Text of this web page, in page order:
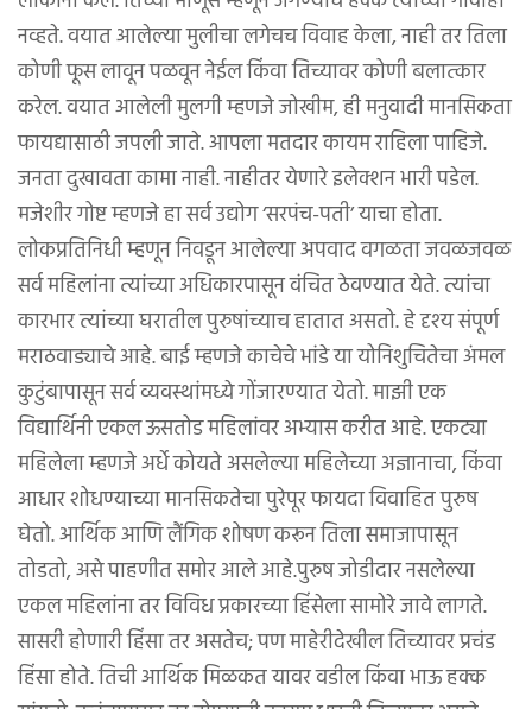
नव्हते. वयात आलेल्या मुलीचा लगेचच विवाह केला, नाही तर तिला
कोणी फूस लावून पळवून नेईल किंवा तिच्यावर कोणी बलात्कार
करेल. वयात आलेली मुलगी म्हणजे जोखीम, ही मनुवादी मानसिकता
फायद्यासाठी जपली जाते. आपला मतदार कायम राहिला पाहिजे.
जनता दुखावता कामा नाही. नाहीतर येणारे इलेक्शन भारी पडेल.
मजेशीर गोष्ट म्हणजे हा सर्व उद्योग ‘सरपंच-पती’ याचा होता.
लोकप्रतिनिधी म्हणून निवडून आलेल्या अपवाद वगळता जवळजवळ
सर्व महिलांना त्यांच्या अधिकारपासून वंचित ठेवण्यात येते. त्यांचा
कारभार त्यांच्या घरातील पुरुषांच्याच हातात असतो. हे दृश्य संपूर्ण
मराठवाड्याचे आहे. बाई म्हणजे काचेचे भांडे या योनिशुचितेचा अंमल
कुटुंबापासून सर्व व्यवस्थांमध्ये गोंजारण्यात येतो. माझी एक
विद्यार्थिनी एकल ऊसतोड महिलांवर अभ्यास करीत आहे. एकट्या
महिलेला म्हणजे अर्धे कोयते असलेल्या महिलेच्या अज्ञानाचा, किंवा
आधार शोधण्याच्या मानसिकतेचा पुरेपूर फायदा विवाहित पुरुष
घेतो. आर्थिक आणि लैंगिक शोषण करून तिला समाजापासून
तोडतो, असे पाहणीत समोर आले आहे.पुरुष जोडीदार नसलेल्या
एकल महिलांना तर विविध प्रकारच्या हिंसेला सामोरे जावे लागते.
सासरी होणारी हिंसा तर असतेच; पण माहेरीदेखील तिच्यावर प्रचंड
हिंसा होते. तिची आर्थिक मिळकत यावर वडील किंवा भाऊ हक्क